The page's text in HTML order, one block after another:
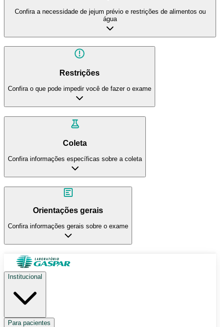
Confira a necessidade de jejum prévio e restrições de alimentos ou
água
Restrições
Confira o que pode impedir você de fazer o exame
Coleta
Confira informações específicas sobre a coleta
Orientações gerais
Confira informações gerais sobre o exame
Institucional
Para pacientes